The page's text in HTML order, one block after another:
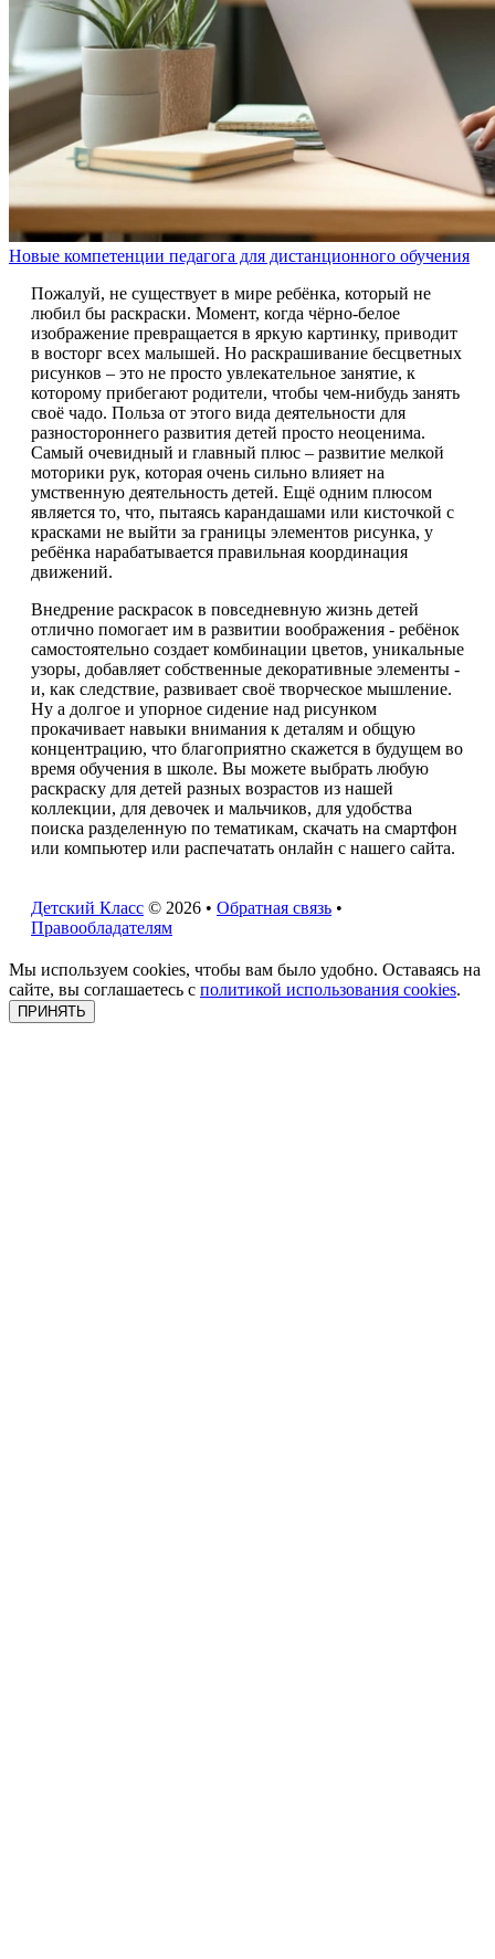
Новые компетенции педагога для дистанционного обучения
Пожалуй, не существует в мире ребёнка, который не
любил бы раскраски. Момент, когда чёрно-белое
изображение превращается в яркую картинку, приводит
в восторг всех малышей. Но раскрашивание бесцветных
рисунков – это не просто увлекательное занятие, к
которому прибегают родители, чтобы чем-нибудь занять
своё чадо. Польза от этого вида деятельности для
разностороннего развития детей просто неоценима.
Самый очевидный и главный плюс – развитие мелкой
моторики рук, которая очень сильно влияет на
умственную деятельность детей. Ещё одним плюсом
является то, что, пытаясь карандашами или кисточкой с
красками не выйти за границы элементов рисунка, у
ребёнка нарабатывается правильная координация
движений.
Внедрение раскрасок в повседневную жизнь детей
отлично помогает им в развитии воображения - ребёнок
самостоятельно создает комбинации цветов, уникальные
узоры, добавляет собственные декоративные элементы -
и, как следствие, развивает своё творческое мышление.
Ну а долгое и упорное сидение над рисунком
прокачивает навыки внимания к деталям и общую
концентрацию, что благоприятно скажется в будущем во
время обучения в школе. Вы можете выбрать любую
раскраску для детей разных возрастов из нашей
коллекции, для девочек и мальчиков, для удобства
поиска разделенную по тематикам, скачать на смартфон
или компьютер или распечатать онлайн с нашего сайта.
Детский Класс © 2026 • Обратная связь •
Правообладателям
Мы используем cookies, чтобы вам было удобно. Оставаясь на
сайте, вы соглашаетесь с политикой использования cookies.
ПРИНЯТЬ